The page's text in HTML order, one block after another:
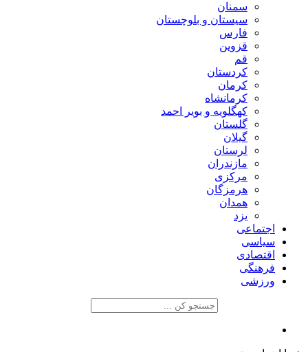
سمنان
سیستان و بلوچستان
فارس
قزوین
قم
کردستان
کرمان
کرمانشاه
کهگلویه و بویر احمد
گلستان
گیلان
لرستان
مازندران
مرکزی
هرمزگان
همدان
یزد
اجتماعی
سیاسی
اقتصادی
فرهنگی
ورزشی